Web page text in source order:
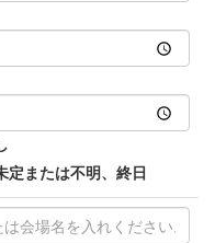
定または不明、終日